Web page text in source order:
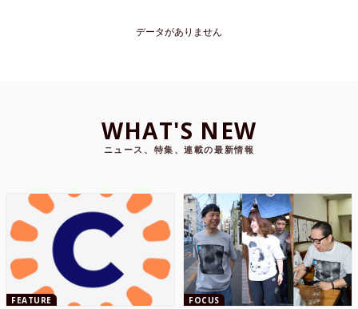
データがありません
WHAT'S NEW
ニュース、特集、連載の最新情報
FEATURE FOCUS